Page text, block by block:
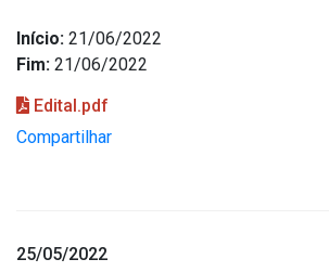
Início: 21/06/2022
Fim: 21/06/2022
Edital.pdf
Compartilhar
25/05/2022